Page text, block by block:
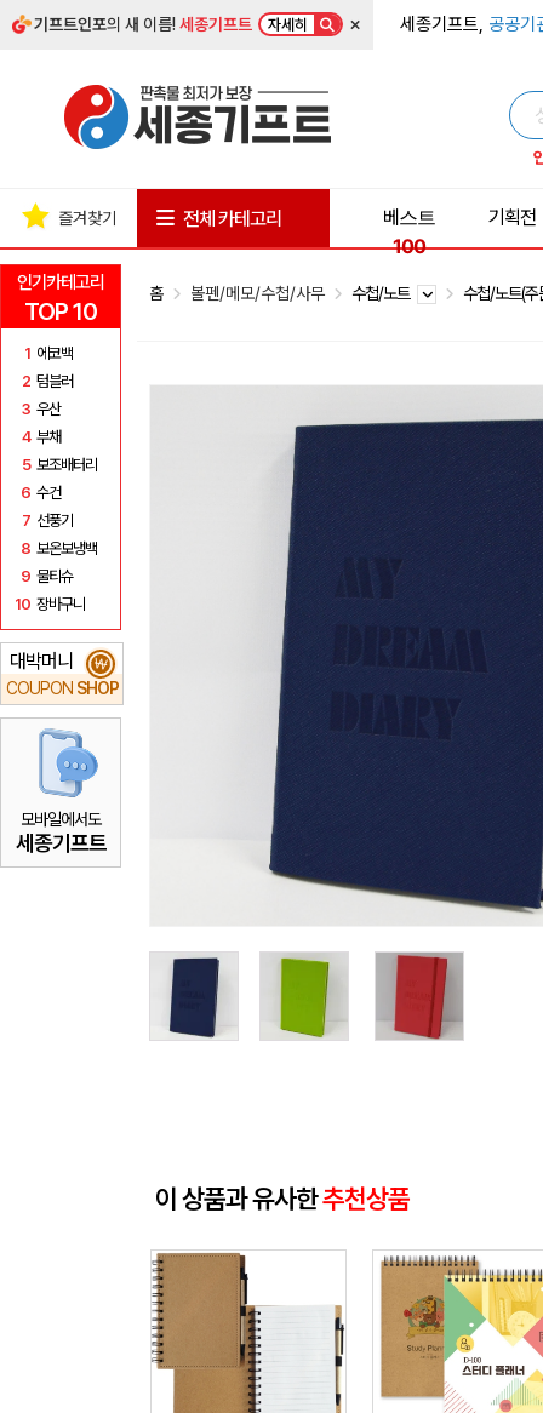
기프트인포의 새 이름!세종기프트 자세히 × 세종기프트, 공공기
인기카테고리
TOP 10
1 에코백
2 텀블러
3 우산
4 부채
5 보조배터리
6 수건
7 선풍기
8 보온보냉백
9 물티슈
10 장바구니
대박머니
COUPON SHOP
₩
모바일에서도
세종기프트
즐겨찾기 전체 카테고리
베스트
100
기획전
홈 볼펜/메모/수첩/사무 수첩/노트 수첩/노트(
이 상품과 유사한추천상품